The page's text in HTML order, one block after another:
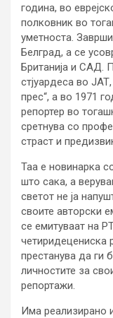
година, во
полковник во
уметноста.
Белград, а се
Британија и САД.
стјуардеса во
прес“, а во 1971
репортер во
сретнува со
страст и
Таа е новинарка
што сака, а
светот не ја
своите авторски
се емитуваат на
четиридецениска
престанува да ги
личностите за
репортажи.
Има реализирано